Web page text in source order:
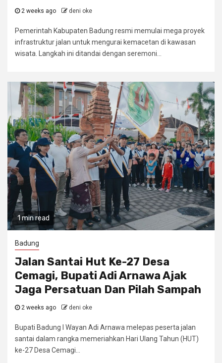
2 weeks ago deni oke
Pemerintah Kabupaten Badung resmi memulai mega proyek
infrastruktur jalan untuk mengurai kemacetan di kawasan
wisata. Langkah ini ditandai dengan seremoni...
1 min read
Badung
Jalan Santai Hut Ke-27 Desa
Cemagi, Bupati Adi Arnawa Ajak
Jaga Persatuan Dan Pilah Sampah
2 weeks ago deni oke
Bupati Badung I Wayan Adi Arnawa melepas peserta jalan
santai dalam rangka memeriahkan Hari Ulang Tahun (HUT)
ke-27 Desa Cemagi...